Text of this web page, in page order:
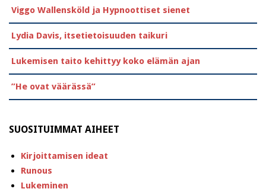
Viggo Wallensköld ja Hypnoottiset sienet
Lydia Davis, itsetietoisuuden taikuri
Lukemisen taito kehittyy koko elämän ajan
”He ovat väärässä”
SUOSITUIMMAT AIHEET
Kirjoittamisen ideat
Runous
Lukeminen